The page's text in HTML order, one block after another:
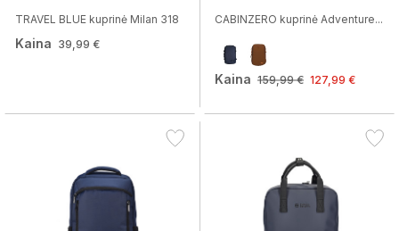
TRAVEL BLUE kuprinė Milan 318
Kaina 39,99 €
CABINZERO kuprinė Adventure...
Kaina 159,99 € 127,99 €